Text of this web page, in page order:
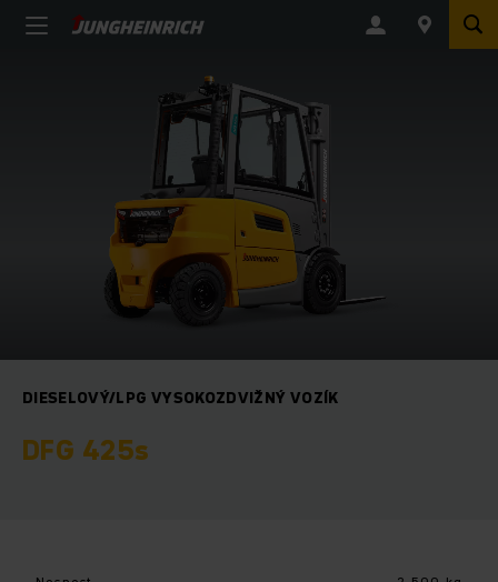
DIESELOVÝ/LPG VYSOKOZDVIŽNÝ VOZÍK
DFG 425s